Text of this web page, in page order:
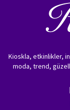
Kioskla, etkinlikler,
moda, trend,